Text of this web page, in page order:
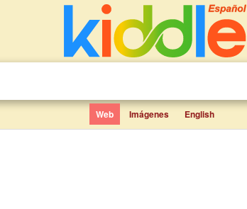
Web Imágenes English